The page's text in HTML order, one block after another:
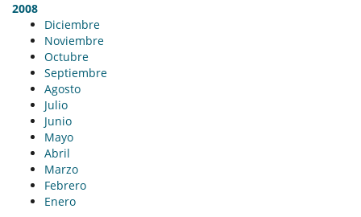
2008
Diciembre
Noviembre
Octubre
Septiembre
Agosto
Julio
Junio
Mayo
Abril
Marzo
Febrero
Enero